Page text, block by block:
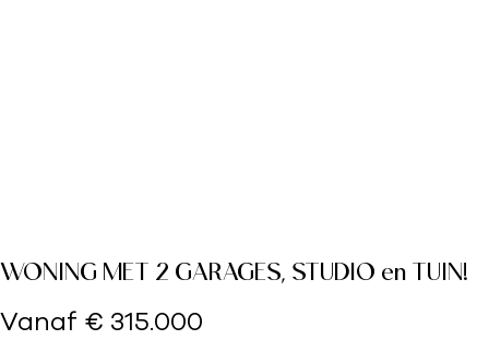
WONING MET 2 GARAGES, STUDIO en TUIN!
Vanaf € 315.000